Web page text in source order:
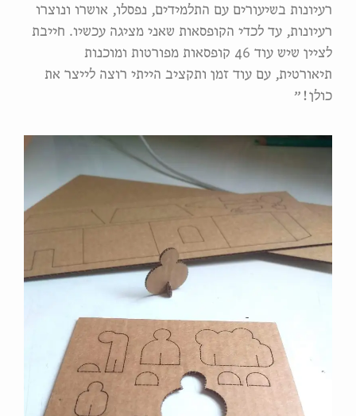
רעיונות בשיעורים עם התלמידים, נפסלו, אושרו ונוצרו
רעיונות, עד לכדי הקופסאות שאני מציגה עכשיו. חייבת
לציין שיש עוד 46 קופסאות מפורטות ומוכנות
תיאורטית, עם עוד זמן ותקציב הייתי רוצה לייצר את
כולן!״